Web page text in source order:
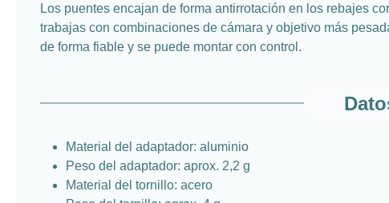
Los puentes encajan de forma antirrotación en los rebajes
trabajas con combinaciones de cámara y objetivo más
de forma fiable y se puede montar con control.
Material del adaptador: aluminio
Peso del adaptador: aprox. 2,2 g
Material del tornillo: acero